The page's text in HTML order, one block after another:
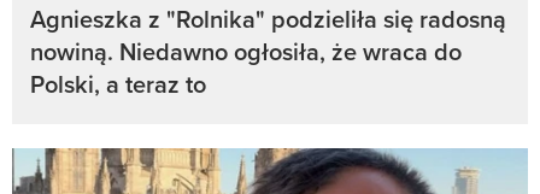
Agnieszka z "Rolnika" podzieliła się radosną
nowiną. Niedawno ogłosiła, że wraca do
Polski, a teraz to